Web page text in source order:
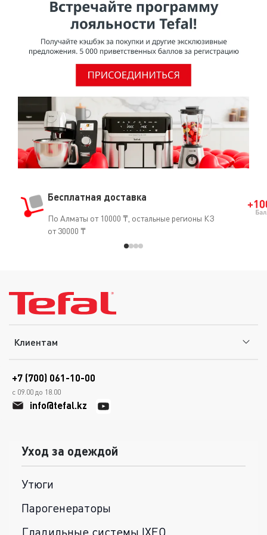
Чайник можно брать только за ручку.• Следите, чтобы
дети не играли с прибором.• Если кабель питания
поврежден, он должен быть заменен производителем,
отделом послепродажного обслуживания или другим
квалифицированным специалистом во избежание
Бесплатная доставка
По Алматы от 10000 ₸, остальные регионы КЗ
от 30000 ₸
Клиентам
+7 (700) 061-10-00
с 09.00 до 18.00
info@tefal.kz
Уход за одеждой
Утюги
Парогенераторы
Гладильные системы IXEO